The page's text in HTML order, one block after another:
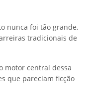
nunca foi tão grande,
tradicionais de
motor central dessa
que pareciam ficção